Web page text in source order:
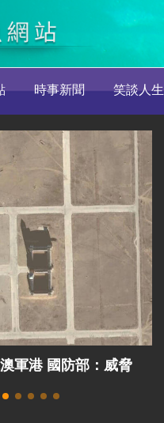
時事新聞 笑談人生
軍港 國防部：威脅